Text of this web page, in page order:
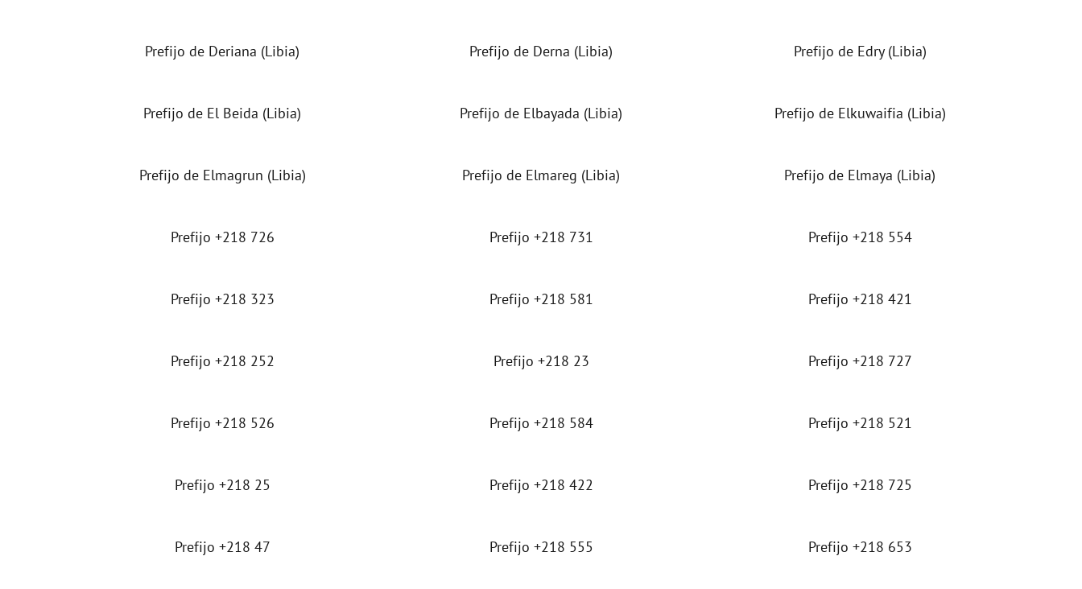
Prefijo de Deriana (Libia) Prefijo de Derna (Libia) Prefijo de Edry (Libia)
Prefijo de El Beida (Libia) Prefijo de Elbayada (Libia) Prefijo de Elkuwaifia (Libia)
Prefijo de Elmagrun (Libia) Prefijo de Elmareg (Libia) Prefijo de Elmaya (Libia)
Prefijo +218 726 Prefijo +218 731 Prefijo +218 554
Prefijo +218 323 Prefijo +218 581 Prefijo +218 421
Prefijo +218 252 Prefijo +218 23 Prefijo +218 727
Prefijo +218 526 Prefijo +218 584 Prefijo +218 521
Prefijo +218 25 Prefijo +218 422 Prefijo +218 725
Prefijo +218 47 Prefijo +218 555 Prefijo +218 653